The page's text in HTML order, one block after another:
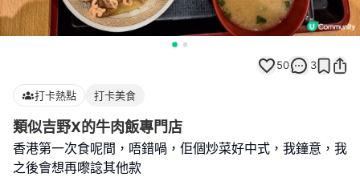
50 3
打卡熱點 打卡美食
類似吉野X的牛肉飯專門店
香港第一次食呢間，唔錯喎，佢個炒菜好中式，我鐘意，我
之後會想再嚟諗其他款